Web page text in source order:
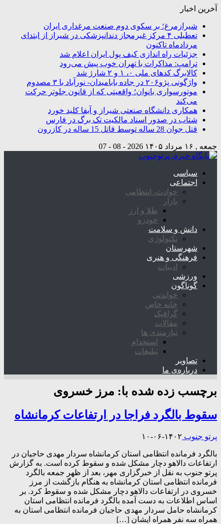
آخرین اخبار
شیرازمرغ؛ بر سکوی دوم صنعت مرغداری ایران
تعطیلی ۴ مرکز غیرمجاز دندانپزشکی در شیراز از ابتدای
مردادماه تاکنون
جزئیات راه اندازی کیف پول ایران اعلام شد
ترامپ: مذاکرات با تهران خوب پیش می‌رود
کالابرگ کدهای ملی ۰، ۱ و ۲ شارژ شد
واژگونی پژو۲۰۶ در جاده بابامیدان- نورآباد با ۳ مصدوم
موتورسواری بانوان؛ واقعیتی که از قانون جلوتر حرکت
می‌کند
همکاری دانشگاه صنعتی شیراز و آبفا کلید خورد
شتاب در صدور اسناد مالکیت تک برگ در فارس
قتل جوان 28 ساله توسط قاتل 15 ساله در کازرون
جمعه , ۱۶ مرداد ۱۴۰۵ 2026 - 08 - 07
سیاسی
اجتماعی
حوادث، انتظامی
بازار
طلا و ارز
خودرو
دانش و سلامت
تکنولوژی
شهرستان
فرهنگی و هنری
ادبیات
ورزشی
گوناگون
خواندنی
خانه خاص
گرافیک
مقالات
نیازمندی ها
استخدام
تبلیغات
تصاویر
درباره‌ی ما
برچسب زده شده با: مرز خسروی
سقوط بالگرد فراجا در ارتفاعات کرمانشاه
پرتو جنوب ۱۴۰۲-۰۶-۱۰
بالگرد فرمانده انتظامی استان کرمانشاه سردار مهدی حاجیان در
ارتفاعات دالاهو دچار مشکل شده و سقوط کرده است. به گزارش
پرتو جنوب به نقل از خبرگزاری مهر، بعد از ظهر جمعه بالگرد
فرمانده انتظامی استان کرمانشاه به هنگام بازگشت از مرز
خسروی در ارتفاعات دالاهو دچار مشکل شده و سقوط کرد. بر
اساس اطلاعات به دست آمده بالگرد فرمانده انتظامی استان
کرمانشاه حامل سردار مهدی حاجیان فرمانده انتظامی استان به
همراه سه نفر همراه ایشان […]